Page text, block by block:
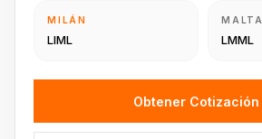
MILÁN
LIML
MALTA
LMML
Obtener Cotización